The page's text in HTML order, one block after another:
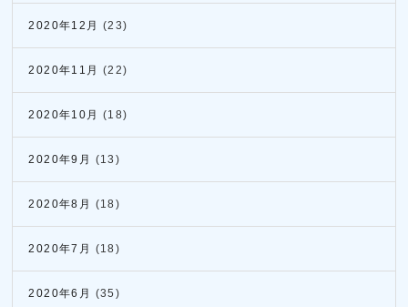
2020年12月 (23)
2020年11月 (22)
2020年10月 (18)
2020年9月 (13)
2020年8月 (18)
2020年7月 (18)
2020年6月 (35)